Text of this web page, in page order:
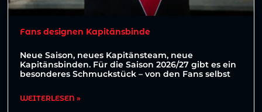
Fans designen Kapitänsbinde
Neue Saison, neues Kapitänsteam, neue
Kapitänsbinden. Für die Saison 2026/27 gibt es ein
besonderes Schmuckstück – von den Fans selbst
WEITERLESEN »